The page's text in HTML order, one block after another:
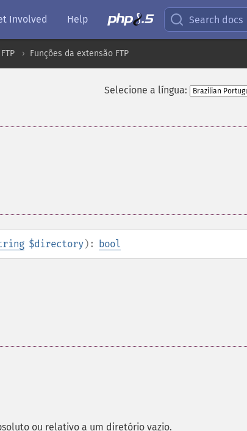
Involved Help Search docs
FTP Funções da extensão FTP
Selecione a língua:
$directory): bool
ou relativo a um diretório vazio.